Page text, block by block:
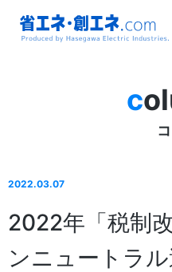
Produced by
Electric
Industries.
2022.03.07
2022年「税制
ンニュートラ